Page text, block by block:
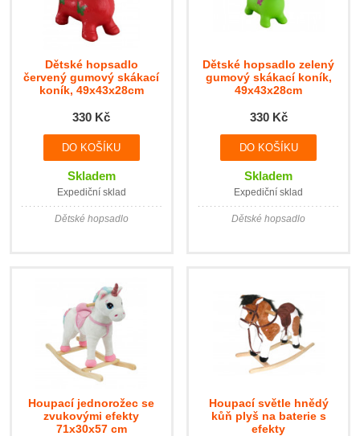
Dětské hopsadlo
červený gumový skákací
koník, 49x43x28cm
330 Kč
Skladem
Expediční sklad
Dětské hopsadlo
Dětské hopsadlo zelený
gumový skákací koník,
49x43x28cm
330 Kč
Skladem
Expediční sklad
Dětské hopsadlo
Houpací jednorožec se
zvukovými efekty
71x30x57 cm
Houpací světle hnědý
kůň plyš na baterie s
efekty